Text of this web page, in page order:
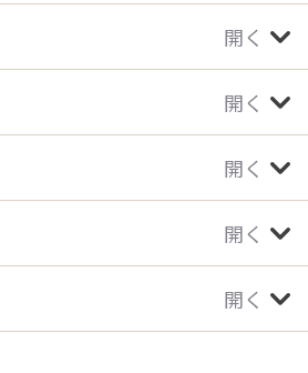
開く
開く
開く
開く
開く